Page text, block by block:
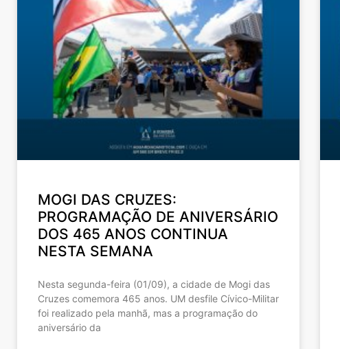
MOGI DAS CRUZES:
PROGRAMAÇÃO DE ANIVERSÁRIO
DOS 465 ANOS CONTINUA
NESTA SEMANA
Nesta segunda-feira (01/09), a cidade de Mogi das
Cruzes comemora 465 anos. UM desfile Cívico-Militar
foi realizado pela manhã, mas a programação do
aniversário da